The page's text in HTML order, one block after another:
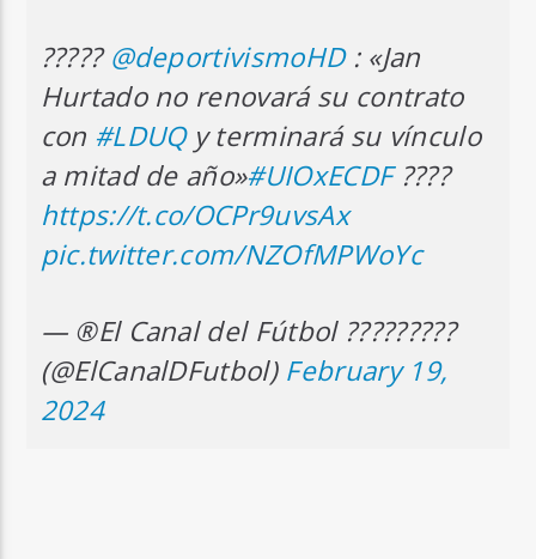
?????@deportivismoHD: «Jan
Hurtado no renovará su contrato
con #LDUQy terminará su vínculo
a mitad de año»#UIOxECDF????
https://t.co/OCPr9uvsAx
pic.twitter.com/NZOfMPWoYc
— ®El Canal del Fútbol ?????????
(@ElCanalDFutbol) February 19,
2024